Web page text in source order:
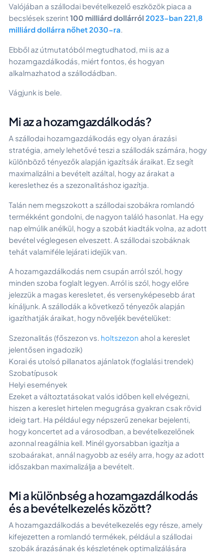
Valójában a szállodai bevételkezelő eszközök piaca a
becslések szerint 100 milliárd dollárról 2023-ban 221,8
milliárd dollárra nőhet 2030-ra.
Ebből az útmutatóból megtudhatod, mi is az a
hozamgazdálkodás, miért fontos, és hogyan
alkalmazhatod a szállodádban.
Vágjunk is bele.
Mi az a hozamgazdálkodás?
A szállodai hozamgazdálkodás egy olyan árazási
stratégia, amely lehetővé teszi a szállodák számára, hogy
különböző tényezők alapján igazítsák áraikat. Ez segít
maximalizálni a bevételt azáltal, hogy az árakat a
kereslethez és a szezonalitáshoz igazítja.
Talán nem megszokott a szállodai szobákra romlandó
termékként gondolni, de nagyon találó hasonlat. Ha egy
nap elmúlik anélkül, hogy a szobát kiadták volna, az adott
bevétel véglegesen elveszett. A szállodai szobáknak
tehát valamiféle lejárati idejük van.
A hozamgazdálkodás nem csupán arról szól, hogy
minden szoba foglalt legyen. Arról is szól, hogy előre
jelezzük a magas keresletet, és versenyképesebb árat
kínáljunk. A szállodák a következő tényezők alapján
igazíthatják áraikat, hogy növeljék bevételüket:
Szezonalitás (főszezon vs. holtszezon ahol a kereslet
jelentősen ingadozik)
Korai és utolsó pillanatos ajánlatok (foglalási trendek)
Szobatípusok
Helyi események
Ezeket a változtatásokat valós időben kell elvégezni,
hiszen a kereslet hirtelen megugrása gyakran csak rövid
ideig tart. Ha például egy népszerű zenekar bejelenti,
hogy koncertet ad a városodban, a bevételkezelőnek
azonnal reagálnia kell. Minél gyorsabban igazítja a
szobaárakat, annál nagyobb az esély arra, hogy az adott
időszakban maximalizálja a bevételt.
Mi a különbség a hozamgazdálkodás
és a bevételkezelés között?
A hozamgazdálkodás a bevételkezelés egy része, amely
kifejezetten a romlandó termékek, például a szállodai
szobák árazásának és készletének optimalizálására